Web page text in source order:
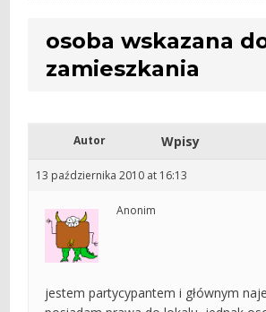
osoba wskazana
zamieszkania
Autor Wpisy
13 października 2010 at 16:13
Anonim
jestem partycypantem i głównym